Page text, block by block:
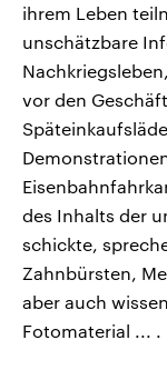
ihrem Leben
unschätzbare
vor den
des Inhalts der
schickte,
Zahnbürsten,
aber auch
Fotomaterial ... .